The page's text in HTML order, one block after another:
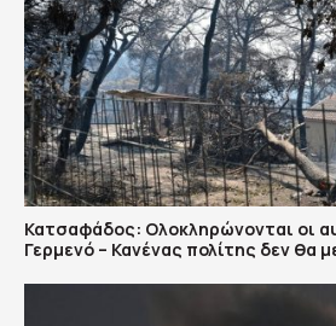
Κατσαφάδος: Ολοκληρώνονται οι
Γερμενό – Κανένας πολίτης δεν θα